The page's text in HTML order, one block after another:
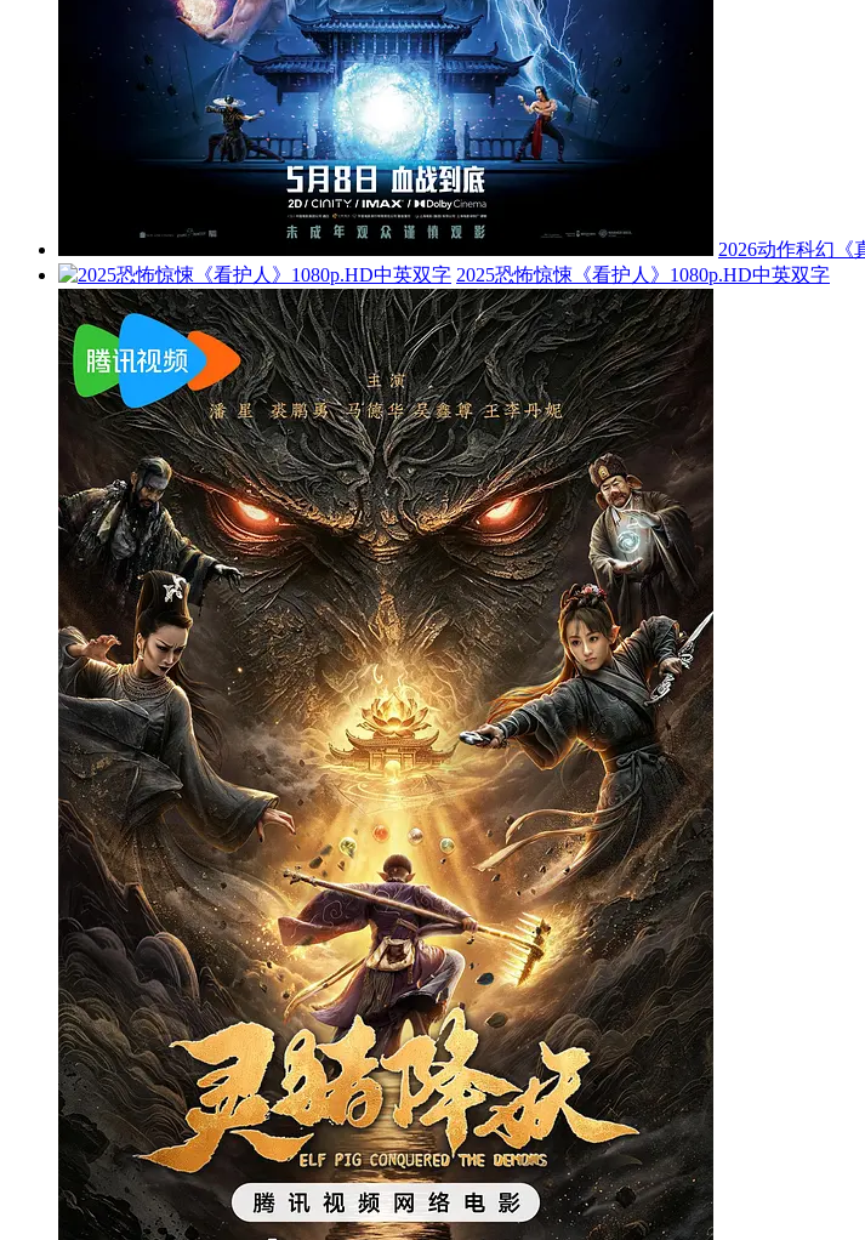
2026动作科幻《
2025恐怖惊悚《看护人》1080p.HD中英双字